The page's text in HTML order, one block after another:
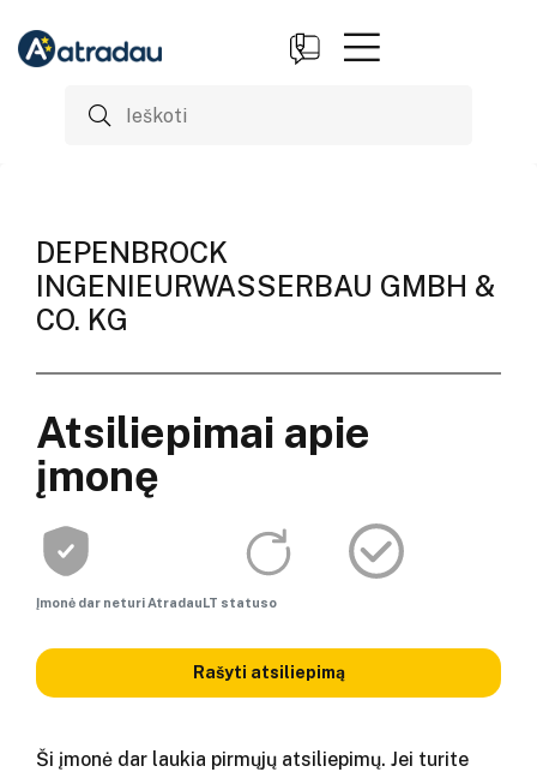
DEPENBROCK
INGENIEURWASSERBAU GMBH &
CO. KG
Atsiliepimai apie
įmonę
Įmonė dar neturi AtradauLT statuso
Rašyti atsiliepimą
Ši įmonė dar laukia pirmųjų atsiliepimų. Jei turite